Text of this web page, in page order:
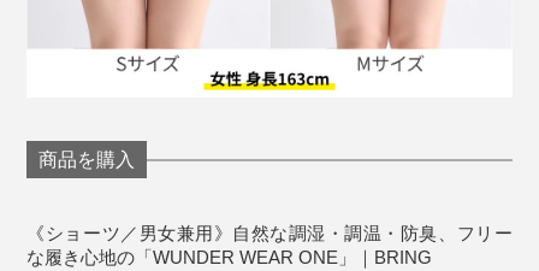
S／女性のS〜Mサイズ相当、男性のXS〜Sサイズ相
当
※女性でも、腰を広範囲にカバーしたい、長めに履きたい場合はMがおすす
めです。
ながっています。
商品を購入
《ショーツ／男女兼用》自然な調湿・調温・防臭、フリー
な履き心地の「WUNDER WEAR ONE」｜BRING